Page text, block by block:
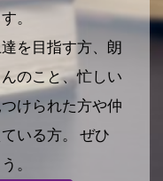
。
を目指す方、朗
のこと、忙しい
けられた方や仲
いる方。 ぜひ
。